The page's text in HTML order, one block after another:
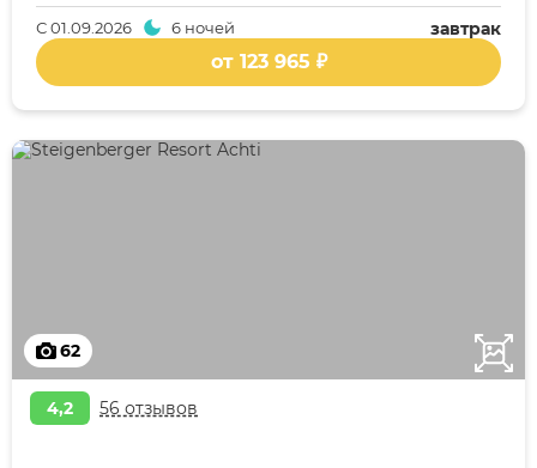
завтрак
С01.09.2026 6 ночей
от 123 965 ₽
62
4,2 56 отзывов